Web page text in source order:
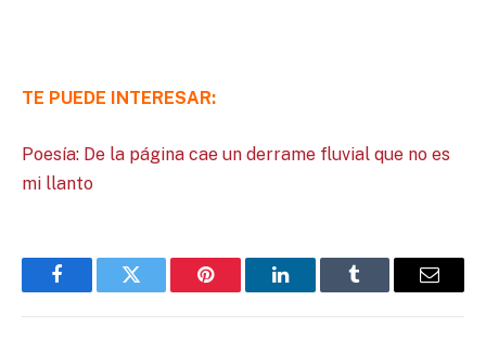
TE PUEDE INTERESAR:
Poesía: De la página cae un derrame fluvial que no es
mi llanto
FacebookTwitter Pinterest LinkedInTumblr Email